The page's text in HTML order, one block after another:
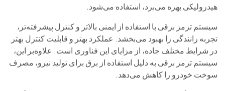
هیدرولیکی بهره می‌برد، استفاده می‌شود.
سیستم ترمز برقی با استفاده از ایمنی بالاتر و کنترل پیشرفته‌تر،
تجربه رانندگی را بهبود می‌بخشد. عملکرد بهتر و قابلیت کنترل بهتر
در شرایط مختلف جاده، از مزایای این فناوری است. علاوه‌بر این،
سیستم ترمز برقی به دلیل استفاده از برق برای تولید نیرو، مصرف
سوخت خودرو را کاهش می‌دهد.